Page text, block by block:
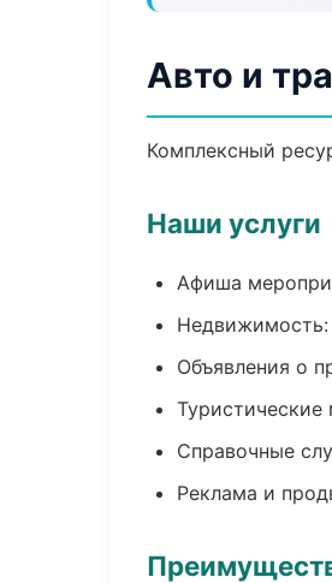
Авто и
Комплексный
Наши услуги
Афиша
Объявления о
Справочные
Реклама и